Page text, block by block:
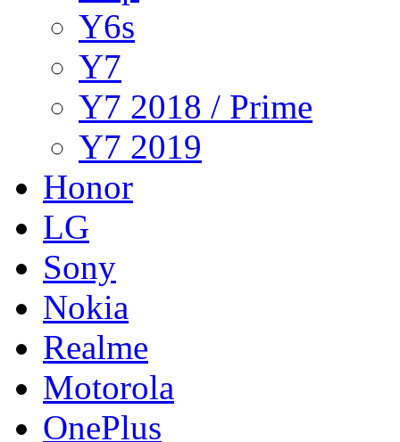
Y6s
Y7
Y7 2018 / Prime
Y7 2019
Honor
LG
Sony
Nokia
Realme
Motorola
OnePlus